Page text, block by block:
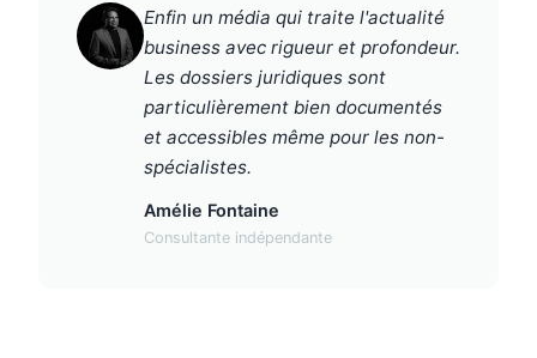
Enfin un média qui traite l'actualité
business avec rigueur et profondeur.
Les dossiers juridiques sont
particulièrement bien documentés
et accessibles même pour les non-
spécialistes.
Amélie Fontaine
Consultante indépendante